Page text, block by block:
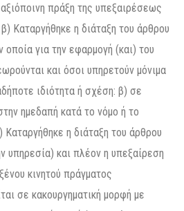
πράξη της υπεξαιρέσεως
Καταργήθηκε η διάταξη του άρθρου
για την εφαρμογή (και) του
και όσοι υπηρετούν μόνιμα
ιδιότητα ή σχέση: β) σε
ημεδαπή κατά το νόμο ή το
Καταργήθηκε η διάταξη του άρθρου
υπηρεσία) και πλέον η υπεξαίρεση
κινητού πράγματος
σε κακουργηματική μορφή με